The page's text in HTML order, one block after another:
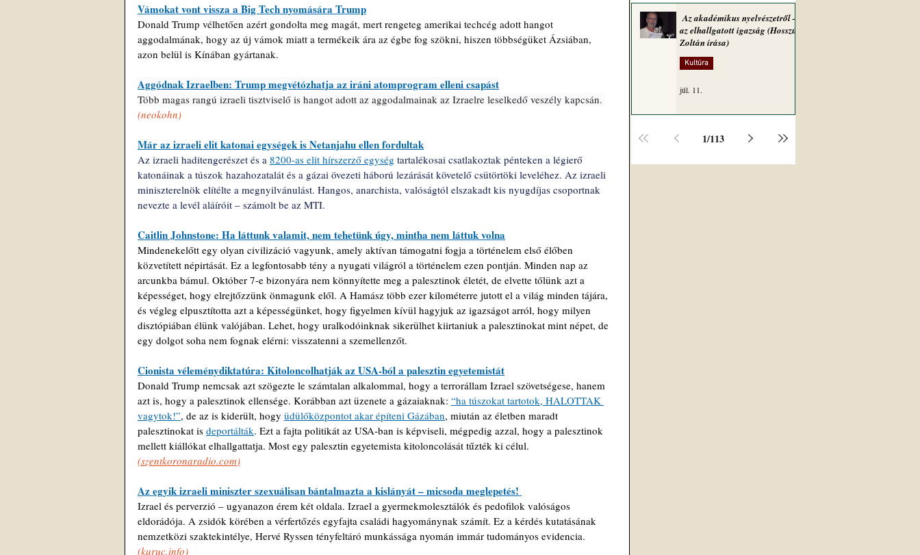
Vámokat vont vissza a Big Tech nyomására Trump
Donald Trump vélhetően azért gondolta meg magát, mert rengeteg amerikai techcég adott hangot
aggodalmának, hogy az új vámok miatt a termékeik ára az égbe fog szökni, hiszen többségüket Ázsiában,
azon belül is Kínában gyártanak.
Aggódnak Izraelben: Trump megvétózhatja az iráni atomprogram elleni csapást
Több magas rangú izraeli tisztviselő is hangot adott az aggodalmainak az Izraelre leselkedő veszély kapcsán.
(neokohn)
Már az izraeli elit katonai egységek is Netanjahu ellen fordultak
Az izraeli haditengerészet és a 8200-as elit hírszerző egység tartalékosai csatlakoztak pénteken a légierő
katonáinak a túszok hazahozatalát és a gázai övezeti háború lezárását követelő csütörtöki leveléhez. Az izraeli
miniszterelnök elítélte a megnyilvánulást. Hangos, anarchista, valóságtól elszakadt kis nyugdíjas csoportnak
nevezte a levél aláíróit – számolt be az MTI.
Caitlin Johnstone: Ha láttunk valamit, nem tehetünk úgy, mintha nem láttuk volna
Mindenekelőtt egy olyan civilizáció vagyunk, amely aktívan támogatni fogja a történelem első élőben
közvetített népirtását. Ez a legfontosabb tény a nyugati világról a történelem ezen pontján. Minden nap az
arcunkba bámul. Október 7-e bizonyára nem könnyítette meg a palesztinok életét, de elvette tőlünk azt a
képességet, hogy elrejtőzzünk önmagunk elől. A Hamász több ezer kilométerre jutott el a világ minden tájára,
és végleg elpusztította azt a képességünket, hogy figyelmen kívül hagyjuk az igazságot arról, hogy milyen
disztópiában élünk valójában. Lehet, hogy uralkodóinknak sikerülhet kiirtaniuk a palesztinokat mint népet, de
egy dolgot soha nem fognak elérni: visszatenni a szemellenzőt.
Cionista véleménydiktatúra: Kitoloncolhatják az USA-ból a palesztin egyetemistát
Donald Trump nemcsak azt szögezte le számtalan alkalommal, hogy a terrorállam Izrael szövetségese, hanem
azt is, hogy a palesztinok ellensége. Korábban azt üzenete a gázaiaknak: “ha túszokat tartotok, HALOTTAK
vagytok!”, de az is kiderült, hogy üdülőközpontot akar építeni Gázában, miután az életben maradt
palesztinokat is deportálták. Ezt a fajta politikát az USA-ban is képviseli, mégpedig azzal, hogy a palesztinok
mellett kiállókat elhallgattatja. Most egy palesztin egyetemista kitoloncolását tűzték ki célul.
(szentkoronaradio.com)
Az egyik izraeli miniszter szexuálisan bántalmazta a kislányát – micsoda meglepetés!
Izrael és perverzió – ugyanazon érem két oldala. Izrael a gyermekmolesztálók és pedofilok valóságos
eldorádója. A zsidók körében a vérfertőzés egyfajta családi hagyománynak számít. Ez a kérdés kutatásának
nemzetközi szaktekintélye, Hervé Ryssen tényfeltáró munkássága nyomán immár tudományos evidencia.
(kuruc.info)
Az akadémikus nyelvészetről –
az elhallgatott igazság (Hosszú
Zoltán írása)
Kultúra
júl. 11.
1/113